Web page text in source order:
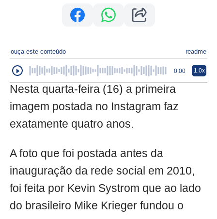
ouça este conteúdo readme
0:00 1.0x
Nesta quarta-feira (16) a primeira
imagem postada no Instagram faz
exatamente quatro anos.
A foto que foi postada antes da
inauguração da rede social em 2010,
foi feita por Kevin Systrom que ao lado
do brasileiro Mike Krieger fundou o